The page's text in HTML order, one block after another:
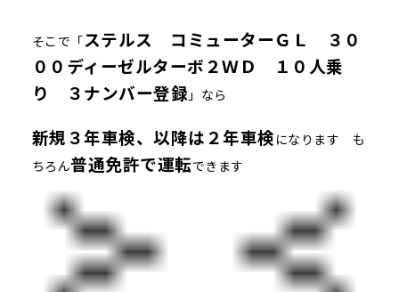
そこで「ステルス コミューターＧＬ ３０
００ディーゼルターボ２ＷＤ １０人乗
り ３ナンバー登録 」なら
新規３年車検、以降は２年車検 になります も
ちろん普通免許で運転できます